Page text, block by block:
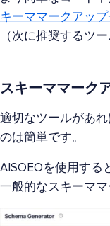
キーママークアッ
（次に推奨するツ
スキーママーク
適切なツールがあ
のは簡単です。
AISOEOを使用する
一般的なスキーマ